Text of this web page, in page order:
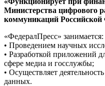
Министерства цифрового
коммуникаций Российской
«ФедералПресс» занимается:
• Проведением научных
• Разработкой приложений
сфере медиа и госслужбы;
• Осуществляет
данных.